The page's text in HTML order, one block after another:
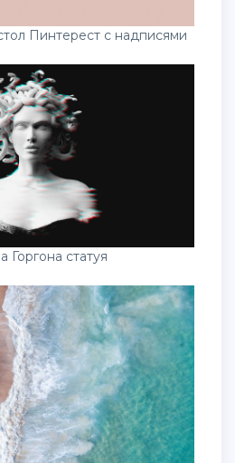
Пинтерест с надписями
Горгона статуя